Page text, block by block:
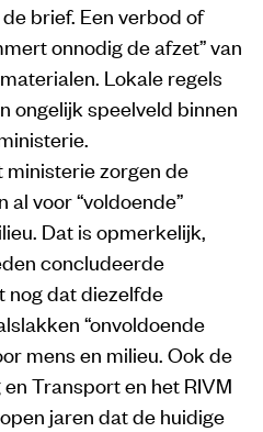
brief. Een verbod of
onnodig de afzet” van
Lokale regels
ongelijk speelveld binnen
ministerie zorgen de
voor “voldoende”
Dat is opmerkelijk,
concludeerde
nog dat diezelfde
“onvoldoende
mens en milieu. Ook de
Transport en het RIVM
jaren dat de huidige